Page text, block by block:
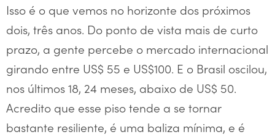
Isso é o que vemos no horizonte dos próximos
dois, três anos. Do ponto de vista mais de curto
prazo, a gente percebe o mercado internacional
girando entre US$ 55 e US$100. E o Brasil oscilou,
nos últimos 18, 24 meses, abaixo de US$ 50.
Acredito que esse piso tende a se tornar
bastante resiliente, é uma baliza mínima, e é